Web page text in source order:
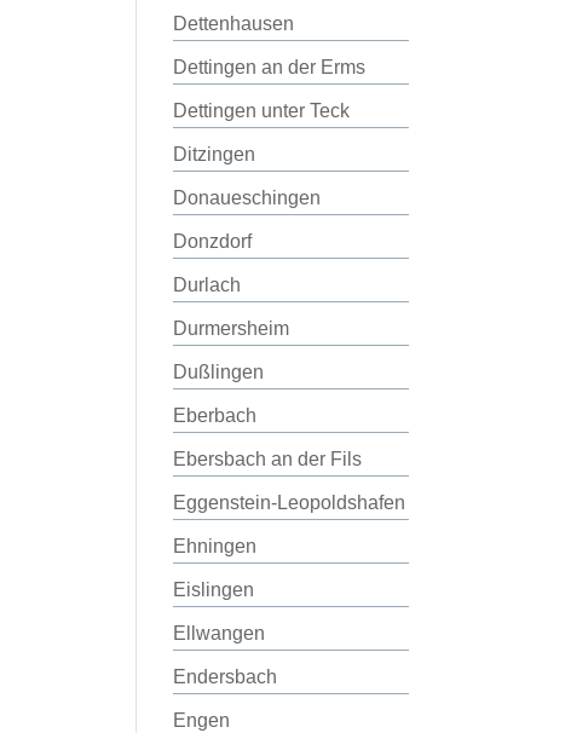
Dettenhausen
Dettingen an der Erms
Dettingen unter Teck
Ditzingen
Donaueschingen
Donzdorf
Durlach
Durmersheim
Dußlingen
Eberbach
Ebersbach an der Fils
Eggenstein-Leopoldshafen
Ehningen
Eislingen
Ellwangen
Endersbach
Engen